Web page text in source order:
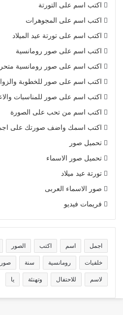
اكتب اسم على التورتة
اكتب اسم على المجوهرات
اكتب اسم على تورتة عيد الميلاد
اكتب اسم على صور رومانسية
اكتب اسم على صور رومانسية
اكتب اسم على صور للخطوبة
اكتب اسم على صور للمناسبات
اكتب اسم من تحب على الصورة
اكتب اسمك واضف صورتك على
تحميل صور
تحميل صور الاسماء
تورتة عيد ميلاد
صور الاسماء العربى
فريمات فيديو
اجمل اسم اكتب الصور
خلفيات رومانسية سنة صور
لاسم للاحتفال وتهنئة يا